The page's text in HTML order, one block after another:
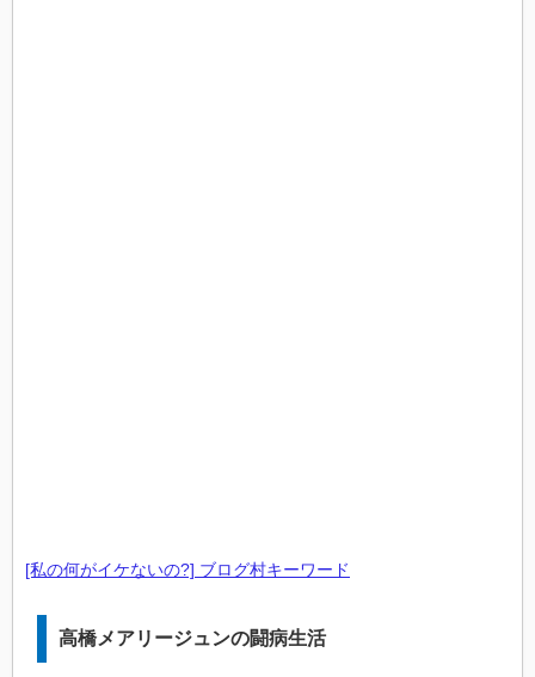
[私の何がイケないの?] ブログ村キーワード
高橋メアリージュンの闘病生活